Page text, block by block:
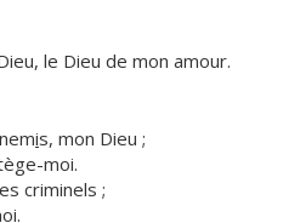
le Dieu de mon amour.
is, mon Dieu ;
moi.
criminels ;